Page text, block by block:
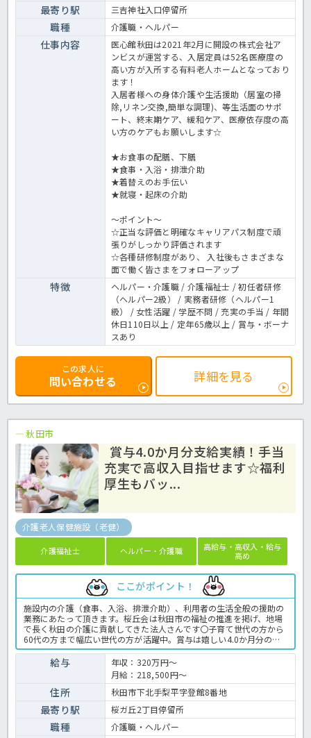
最寄り駅 三吉神社入口停留所
職種 介護職・ヘルパー
仕事内容
医心館秋田は2021年2月に開設の株式会社ア
ンビスが運営する、入居定員は52名医療度の
高い方が入所する有料老人ホームとなっており
ます！
入居者様への身体介護や生活援助（居室の掃
除,リネン交換,簡単な調理)、等生活面のサポ
ート、終末期ケア、緩和ケア、医療依存度の高
い方のケアもお願いします☆
★お食事の配膳、下膳
★食事・入浴・排泄介助
★着替えのお手伝い
★就寝・起床の介助
～ポイント～
☆正当な評価と明確なキャリアパス制度で頑
張りがしっかり評価されます
☆各種研修制度があり、 入社後もさまざまな
面で働く皆さまをフォローアップ
特徴
ヘルパー・介護職 / 介護福祉士 / 初任者研修
（ヘルパー2級） / 実務者研修（ヘルパー1
級） / 女性活躍 / 学歴不問 / 充実の手当 / 年間
休日110日以上 / 定年65歳以上 / 賞与・ボーナ
スあり
この求人に
問い合わせる 詳細を見る
秋田市
賞与4.0か月分支給実績！手当
充実で高収入目指せます☆福利
厚生もバッ...
介護老人保健施設（老健）
介護福祉士 ヘルパー・介護職
高給与・高収入・給与
高め
ここがポイント！
施設内の介護（食事、入浴、排泄介助）、利用者の生活全般の援助の
業務にあたって頂きます。桜丘会は秋田市の福祉の推進を掲げ、地場
で長く秋田の介護に貢献してきた法人さんです〇子育て世代の方から
60代の方まで幅広い世代の方が活躍中。賞与は嬉しい4.0か月分の支
給実績！役職に応じた手当も充実で、しっかり稼ぎながらお勤めでき
ます☆ご興味のある方は、ほっ介護までお気軽にご相談ください！介
護老人保健施設での介護業務全般です。 ＜介護職 正職員 介護老人
給与
年収：320万円～
月給：218,500円～
住所 秋田市下北手梨平字登館8番地
最寄り駅 桜ガ丘2丁目停留所
職種 介護職・ヘルパー